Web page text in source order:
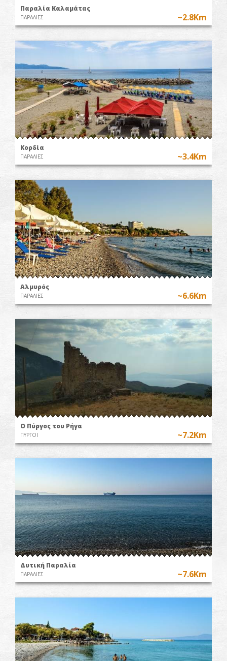
Παραλία Καλαμάτας
ΠΑΡΑΛΙΕΣ ~2.8Km
Κορδία
ΠΑΡΑΛΙΕΣ ~3.4Km
Αλμυρός
ΠΑΡΑΛΙΕΣ ~6.6Km
O Πύργος του Ρήγα
ΠΥΡΓΟΙ ~7.2Km
Δυτική Παραλία
ΠΑΡΑΛΙΕΣ ~7.6Km